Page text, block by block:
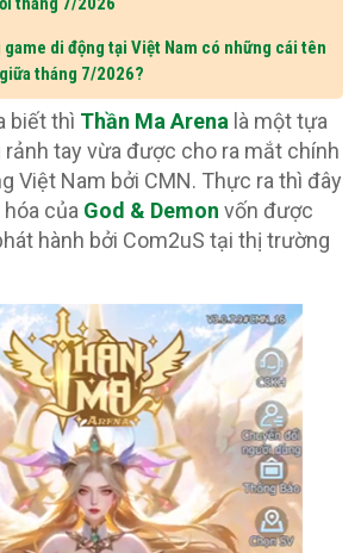
di động tại Việt Nam có những cái tên
tháng 7/2026?
biết thì Thần Ma Arena là một tựa
tay vừa được cho ra mắt chính
Việt Nam bởi CMN. Thực ra thì đây
của God & Demon vốn được
hành bởi Com2uS tại thị trường